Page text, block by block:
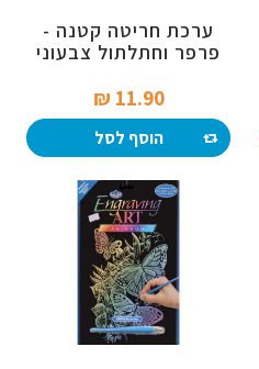
ערכת חריטה קטנה -
פרפר וחתלתול צבעוני
11.90 ₪‎
הוסף לסל